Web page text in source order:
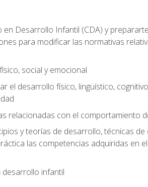
Desarrollo Infantil (CDA) y
para modificar las normativas
social y emocional
el desarrollo físico, lingüístico,
relacionadas con el comportamiento
y teorías de desarrollo, técnicas de
las competencias adquiridas en
infantil